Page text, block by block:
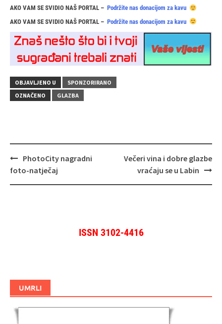
AKO VAM SE SVIDIO NAŠ PORTAL – Podržite nas donacijom za kavu
AKO VAM SE SVIDIO NAŠ PORTAL – Podržite nas donacijom za kavu
OBJAVLJENO U
SPONZORIRANO
OZNAČENO
GLAZBA
Navigacija
objava
PhotoCity nagradni
foto-natječaj
Večeri vina i dobre glazbe
vraćaju se u Labin
ISSN 3102-4416
UMRLI